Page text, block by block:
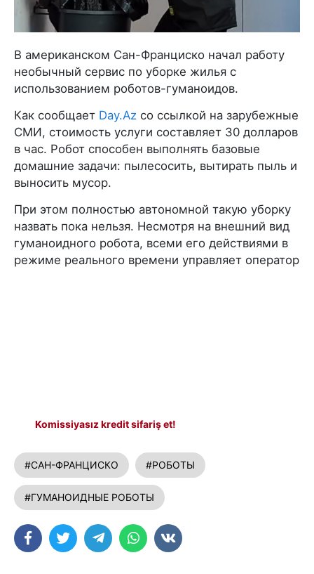
В американском Сан-Франциско начал работу
необычный сервис по уборке жилья с
использованием роботов-гуманоидов.
Как сообщает Day.Az со ссылкой на зарубежные
СМИ, стоимость услуги составляет 30 долларов
в час. Робот способен выполнять базовые
домашние задачи: пылесосить, вытирать пыль и
выносить мусор.
При этом полностью автономной такую уборку
назвать пока нельзя. Несмотря на внешний вид
гуманоидного робота, всеми его действиями в
режиме реального времени управляет оператор
Komissiyasız kredit sifariş et!
#САН-ФРАНЦИСКО #РОБОТЫ
#ГУМАНОИДНЫЕ РОБОТЫ